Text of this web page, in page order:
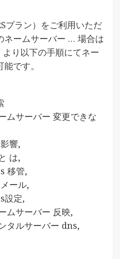
プラン）をご利用いただ
ネームサーバー … 場合は
り以下の手順にてネー
です。
ムサーバー 変更できな
響,
は,
移管,
ール,
設定,
ムサーバー 反映,
タルサーバー dns,